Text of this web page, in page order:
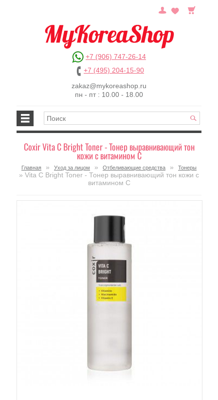
+7 (906) 747-26-14
+7 (495) 204-15-90
zakaz@mykoreashop.ru
пн - пт : 10.00 - 18.00
Coxir Vita C Bright Toner - Тонер выравнивающий тон
кожи с витамином С
Главная » Уход за лицом » Отбеливающие средства » Тонеры
» Vita C Bright Toner - Тонер выравнивающий тон кожи с
витамином С